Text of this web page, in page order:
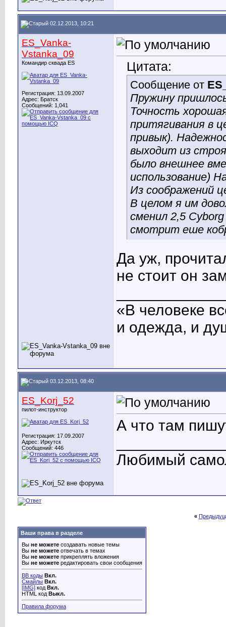
02.12.2013, 10:21
ES_Vanka-
Vstanka_09
Командир сквада ES
Регистрация: 13.09.2007
Адрес: Братск
Сообщений: 1,041
Цитата:
Сообщение от
Пружину
Точность
притягивания в
привык).
выходит из
было внешнее
использование)
Из соображений
В целом я им
сменил 2,5
смотрит еше
Да уж,
не стоит он
«В человеке
и одежда, и
03.12.2013, 08:40
ES_Korj_52
пилот-инструктор
Регистрация: 17.09.2007
Адрес: Иркутск
Сообщений: 446
А что там
Любимый
«
Ваши права в разделе
Вы не можете создавать новые темы
Вы не можете отвечать в темах
Вы не можете прикреплять вложения
Вы не можете редактировать свои сообщения
BB коды Вкл.
Смайлы Вкл.
[IMG] код Вкл.
HTML код Выкл.
Правила форума